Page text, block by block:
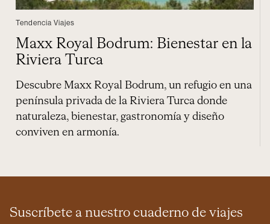
Tendencia Viajes
Maxx Royal Bodrum: Bienestar en la
Riviera Turca
Descubre Maxx Royal Bodrum, un refugio en una
península privada de la Riviera Turca donde
naturaleza, bienestar, gastronomía y diseño
conviven en armonía.
Suscríbete a nuestro cuaderno de viajes